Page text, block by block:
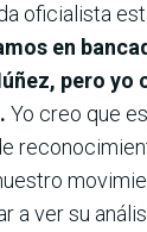
oficialista
en
pero yo
Yo creo que
a ver su